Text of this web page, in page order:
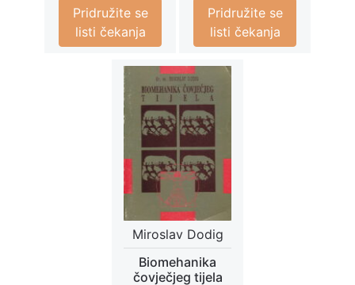
Pridružite se
listi čekanja
Pridružite se
listi čekanja
Miroslav Dodig
Biomehanika
čovječjeg tijela